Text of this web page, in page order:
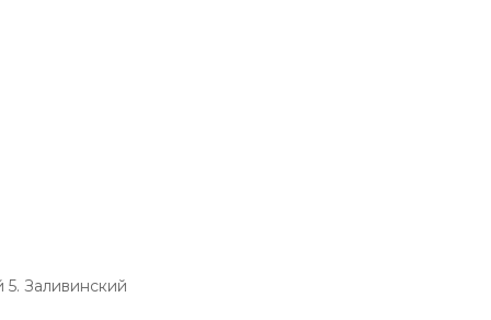
Заливинский